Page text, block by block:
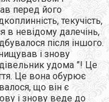
перед його
текучість,
в невідому далечінь,
після іншого.
і знову
удома ”! Це
Це вона обурює
що він є
і знову веде до